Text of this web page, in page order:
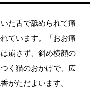
た舌で舐められて痛
ています。「おお痛
崩さず、斜め横顔の
く猫のおかげで、広
がただよいます。